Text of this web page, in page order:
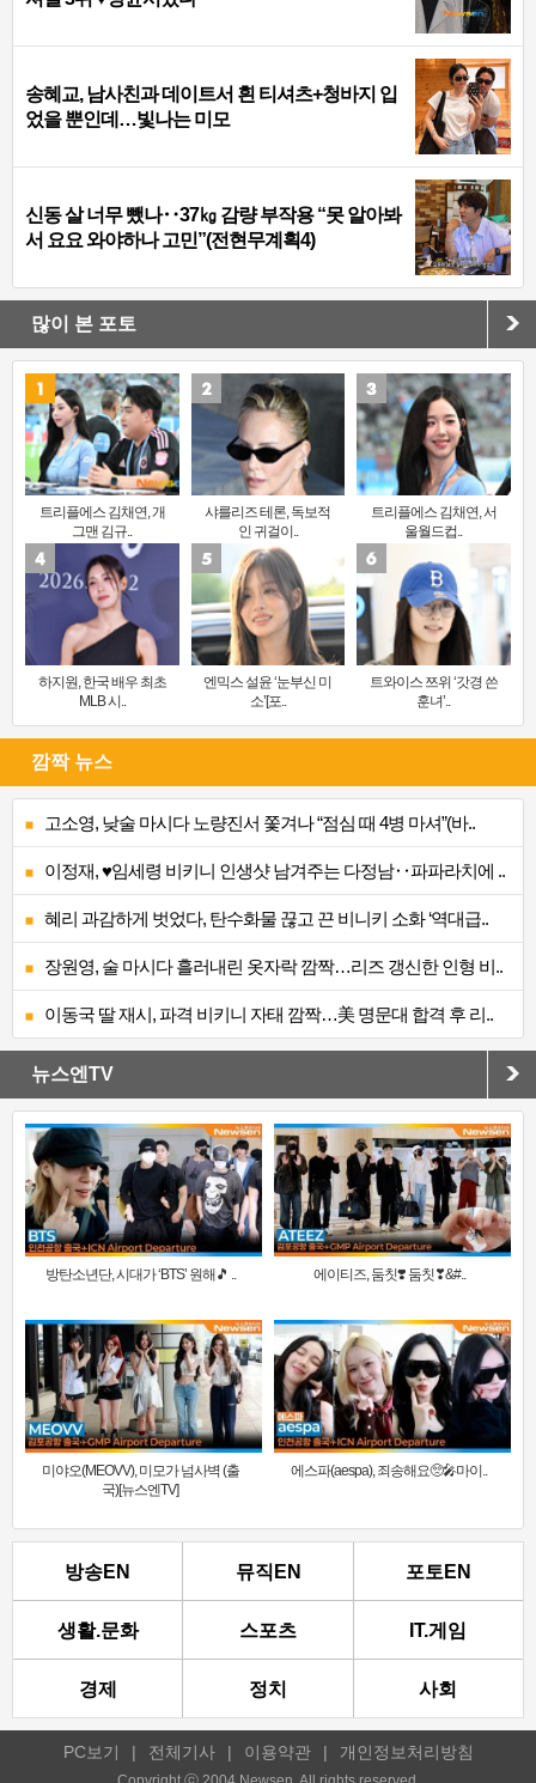
송혜교, 남사친과 데이트서 흰 티셔츠+청바지 입
었을 뿐인데…빛나는 미모
신동 살 너무 뺐나‥37㎏ 감량 부작용 “못 알아봐
서 요요 와야하나 고민”(전현무계획4)
많이 본 포토
트리플에스 김채연, 개
그맨 김규..
샤를리즈 테론, 독보적
인 귀걸이..
트리플에스 김채연, 서
울월드컵..
하지원, 한국 배우 최초
MLB 시..
엔믹스 설윤 ‘눈부신 미
소’[포..
트와이스 쯔위 ‘갓경 쓴
훈녀’..
깜짝 뉴스
고소영, 낮술 마시다 노량진서 쫓겨나 “점심 때 4병 마셔”(바..
이정재, ♥임세령 비키니 인생샷 남겨주는 다정남‥파파라치에 ..
혜리 과감하게 벗었다, 탄수화물 끊고 끈 비니키 소화 ‘역대급..
장원영, 술 마시다 흘러내린 옷자락 깜짝…리즈 갱신한 인형 비..
이동국 딸 재시, 파격 비키니 자태 깜짝…美 명문대 합격 후 리..
뉴스엔TV
방탄소년단, 시대가 ‘BTS’ 원해🎵 .. 에이티즈, 둠칫❣️ 둠칫❣&#..
미야오(MEOVV), 미모가 넘사벽 (출
국)[뉴스엔TV]
에스파(aespa), 죄송해요🥺🎤마이..
방송EN 뮤직EN 포토EN
생활.문화 스포츠 IT.게임
경제 정치 사회
PC보기 | 전체기사 | 이용약관 | 개인정보처리방침